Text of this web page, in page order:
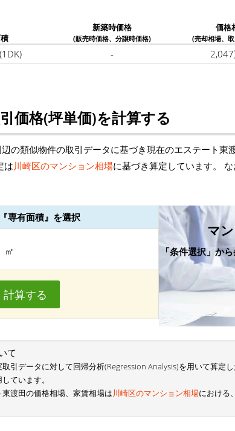
新築時価格
(販売時価格、分譲時価格)
価格
(売却相場、
(1DK) -
価格(坪単価)を計算する
の類似物件の取引データに基づき現在のエステート東
は 川崎区のマンション相場に基づき算定しています。
専有面積』を選択
㎡
計算する
マ
「条件選択」か
て
引データに対して回帰分析(Regression Analysis)を用いて算定
ています。
渡田の価格相場、家賃相場は川崎区のマンション相場における